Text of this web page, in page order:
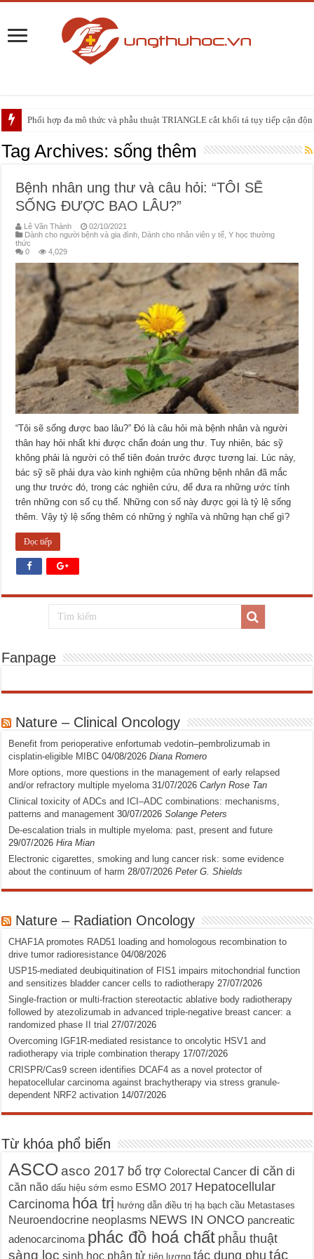
Phối hợp đa mô thức và phẫu thuật TRIANGLE cắt khối tá tụy tiếp cận
PHẪU THUẬT NEUHAUS: GIẢI PHÁP ĐIỀU TRỊ TRIỆT CĂN CHO UNG
Tag Archives:sống thêm
Bệnh nhân ung thư và câu hỏi: “TÔI SẼ
SỐNG ĐƯỢC BAO LÂU?”
Lê Văn Thành
02/10/2021
Dành cho người bệnh và gia đình Dành cho nhân viên y tế ,Y học thường
thức
0
4,029
“Tôi sẽ sống được bao lâu?” Đó là câu hỏi mà bệnh nhân và người
thân hay hỏi nhất khi được chẩn đoán ung thư. Tuy nhiên, bác sỹ
không phải là người có thể tiên đoán trước được tương lai. Lúc này,
bác sỹ sẽ phải dựa vào kinh nghiệm của những bệnh nhân đã mắc
ung thư trước đó, trong các nghiên cứu, để đưa ra những ước tính
trên những con số cụ thể. Những con số này được gọi là tỷ lệ sống
thêm. Vậy tỷ lệ sống thêm có những ý nghĩa và những hạn chế gì?
Đọc tiếp
Fanpage
Nature – Clinical Oncology
Benefit from perioperative enfortumab vedotin–pembrolizumab in
cisplatin-eligible MIBC 04/08/2026 Diana Romero
More options, more questions in the management of early relapsed
and/or refractory multiple myeloma 31/07/2026 Carlyn Rose Tan
Clinical toxicity of ADCs and ICI–ADC combinations: mechanisms,
patterns and management 30/07/2026 Solange Peters
De-escalation trials in multiple myeloma: past, present and future
29/07/2026 Hira Mian
Electronic cigarettes, smoking and lung cancer risk: some evidence
about the continuum of harm 28/07/2026 Peter G. Shields
Nature – Radiation Oncology
CHAF1A promotes RAD51 loading and homologous recombination to
drive tumor radioresistance 04/08/2026
USP15-mediated deubiquitination of FIS1 impairs mitochondrial function
and sensitizes bladder cancer cells to radiotherapy 27/07/2026
Single-fraction or multi-fraction stereotactic ablative body radiotherapy
followed by atezolizumab in advanced triple-negative breast cancer: a
randomized phase II trial 27/07/2026
Overcoming IGF1R-mediated resistance to oncolytic HSV1 and
radiotherapy via triple combination therapy 17/07/2026
CRISPR/Cas9 screen identifies DCAF4 as a novel protector of
hepatocellular carcinoma against brachytherapy via stress granule-
dependent NRF2 activation 14/07/2026
Từ khóa phổ biến
ASCO asco 2017 bổ trợ Colorectal Cancer di căn di
căn não dấu hiệu sớm esmo ESMO 2017 Hepatocellular
Carcinoma hóa trị hướng dẫn điều trị hạ bạch cầu Metastases
Neuroendocrine neoplasms NEWS IN ONCO pancreatic
adenocarcinoma phác đồ hoá chất phẫu thuật
sàng lọc sinh học phân tử tiên lượng tác dụng phụ tác